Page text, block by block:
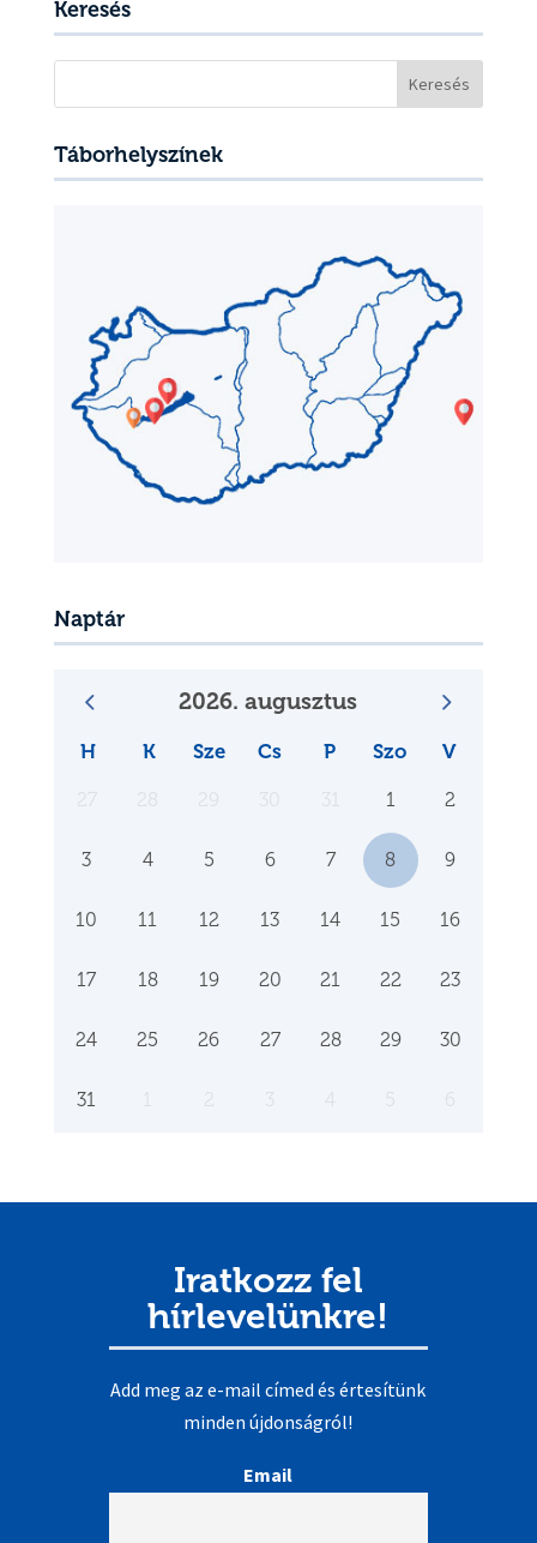
Keresés
Táborhelyszínek
Naptár
2026. augusztus
H K Sze Cs P Szo V
1 2
3 4 5 6 7 8 9
10 11 12 13 14 15 16
17 18 19 20 21 22 23
24 25 26 27 28 29 30
31
Iratkozz fel
hírlevelünkre!
Add meg az e-mail címed és értesítünk
minden újdonságról!
Email